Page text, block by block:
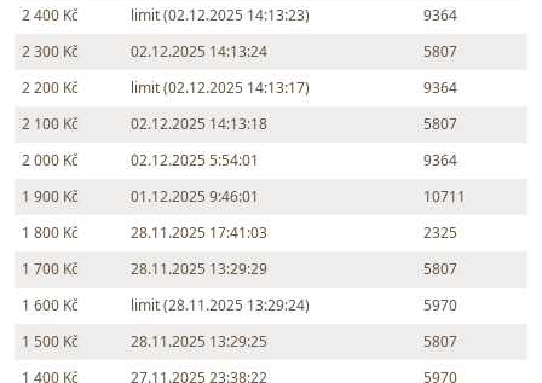
2 400 Kč
limit (02.12.2025 14:13:23)
9364
2 300 Kč
02.12.2025 14:13:24
5807
2 200 Kč
limit (02.12.2025 14:13:17)
9364
2 100 Kč
02.12.2025 14:13:18
5807
2 000 Kč
02.12.2025 5:54:01
9364
1 900 Kč
01.12.2025 9:46:01
10711
1 800 Kč
28.11.2025 17:41:03
2325
1 700 Kč
28.11.2025 13:29:29
5807
1 600 Kč
limit (28.11.2025 13:29:24)
5970
1 500 Kč
28.11.2025 13:29:25
5807
1 400 Kč
27.11.2025 23:38:22 5970